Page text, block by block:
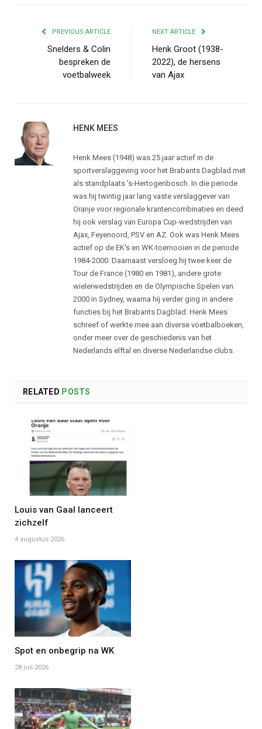
PREVIOUS ARTICLE
Snelders & Colin
bespreken de
voetbalweek
NEXT ARTICLE
Henk Groot (1938-
2022), de hersens
van Ajax
HENK MEES
Henk Mees (1948) was 25 jaar actief in de
sportverslaggeving voor het Brabants Dagblad met
als standplaats 's-Hertogenbosch. In die periode
was hij twintig jaar lang vaste verslaggever van
Oranje voor regionale krantencombinaties en deed
hij ook verslag van Europa Cup-wedstrijden van
Ajax, Feyenoord, PSV en AZ. Ook was Henk Mees
actief op de EK's en WK-toernooien in de periode
1984-2000. Daarnaast versloeg hij twee keer de
Tour de France (1980 en 1981), andere grote
wielerwedstrijden en de Olympische Spelen van
2000 in Sydney, waarna hij verder ging in andere
functies bij het Brabants Dagblad. Henk Mees
schreef of werkte mee aan diverse voetbalboeken,
onder meer over de geschiedenis van het
Nederlands elftal en diverse Nederlandse clubs.
RELATED POSTS
Louis van Gaal lanceert
zichzelf
4 augustus 2026
Spot en onbegrip na WK
28 juli 2026